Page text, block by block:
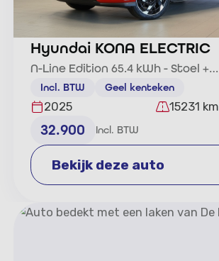
Hyundai KONA ELECTRIC
N-Line Edition 65.4 kWh - Stoel +
Stuurverw. + CarPlay - Adaptiv
Incl. BTW Geel kenteken
2025 15231 km
32.900 Incl. BTW
Bekijk deze auto
Bekijk deze auto